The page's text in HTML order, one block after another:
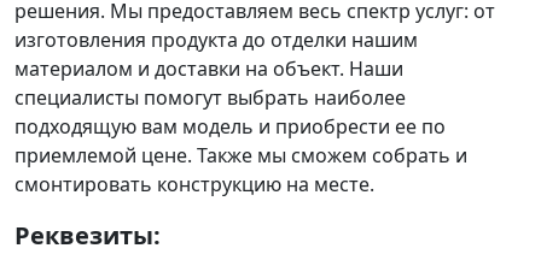
решения. Мы предоставляем весь спектр услуг: от
изготовления продукта до отделки нашим
материалом и доставки на объект. Наши
специалисты помогут выбрать наиболее
подходящую вам модель и приобрести ее по
приемлемой цене. Также мы сможем собрать и
смонтировать конструкцию на месте.
Реквезиты: